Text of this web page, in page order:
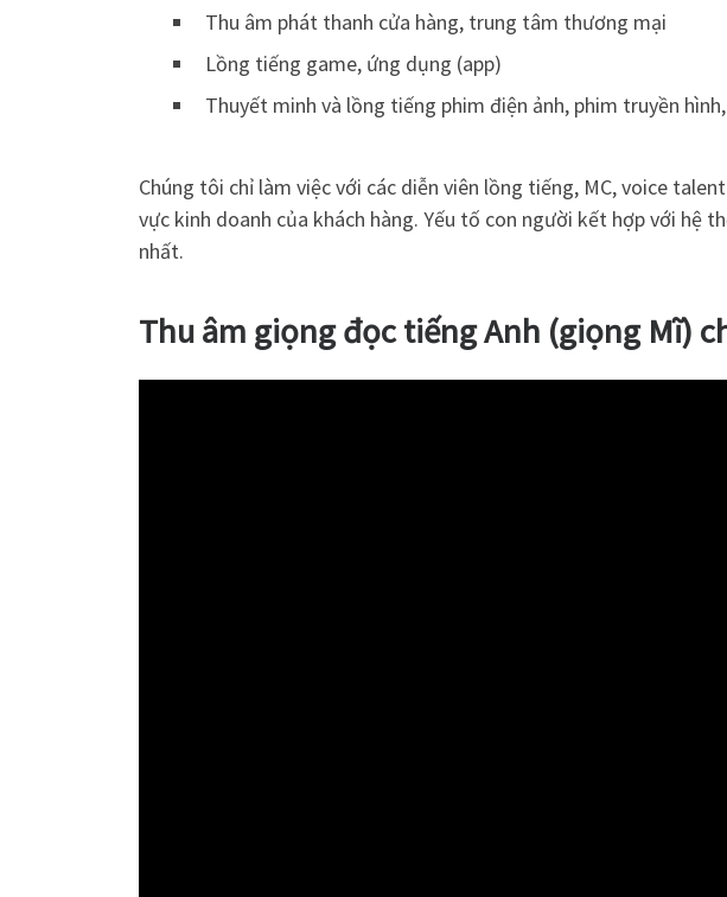
Thu âm phát thanh cửa hàng, trung tâm thương mại
Lồng tiếng game, ứng dụng (app)
Thuyết minh và lồng tiếng phim điện ảnh, phim truyền
Chúng tôi chỉ làm việc với các diễn viên lồng tiếng, MC, voice
vực kinh doanh của khách hàng. Yếu tố con người kết hợp với hệ
nhất.
Thu âm giọng đọc tiếng Anh (giọng Mĩ)